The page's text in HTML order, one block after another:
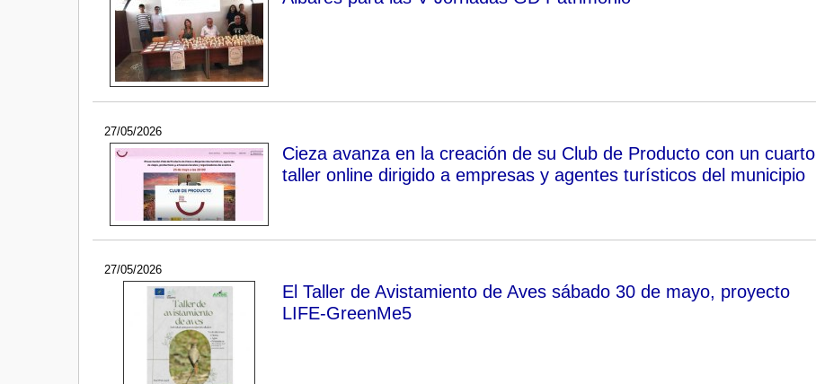
27/05/2026
Cieza avanza en la creación de su Club de Producto con un cuarto
taller online dirigido a empresas y agentes turísticos del municipio
27/05/2026
El Taller de Avistamiento de Aves sábado 30 de mayo, proyecto
LIFE-GreenMe5